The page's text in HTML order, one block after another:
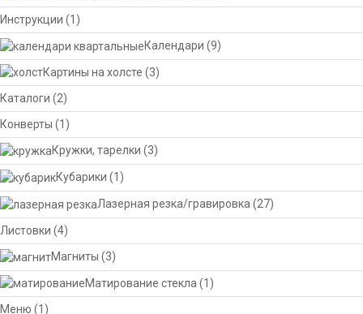
Инструкции (1)
Календари (9)
Картины на холсте (3)
Каталоги (2)
Конверты (1)
Кружки, тарелки (3)
Кубарики (1)
Лазерная резка/гравировка (27)
Листовки (4)
Магниты (3)
Матирование стекла (1)
Меню (1)